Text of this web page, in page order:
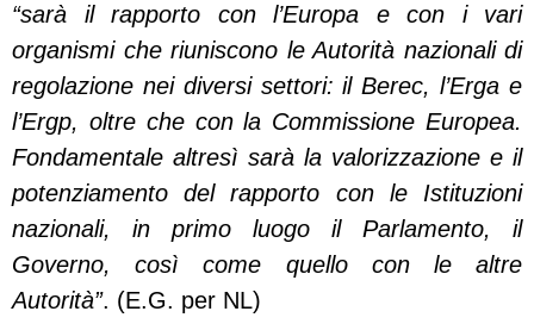
“sarà il rapporto con l’Europa e con i vari
organismi che riuniscono le Autorità nazionali di
regolazione nei diversi settori: il Berec, l’Erga e
l’Ergp, oltre che con la Commissione Europea.
Fondamentale altresì sarà la valorizzazione e il
potenziamento del rapporto con le Istituzioni
nazionali, in primo luogo il Parlamento, il
Governo, così come quello con le altre
Autorità”. (E.G. per NL)